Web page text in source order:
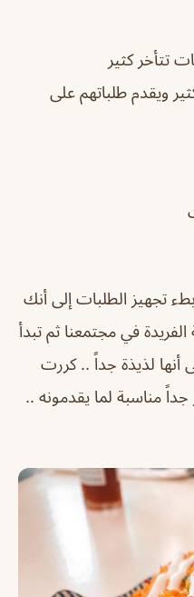
تتأخر كثير
ويقدم طلباتهم على
تجهيز الطلبات إلى أنك
في مجتمعنا ثم تبدأ
أنها لذيذة جداً .. كررت
جداً مناسبة لما يقدمونه ..